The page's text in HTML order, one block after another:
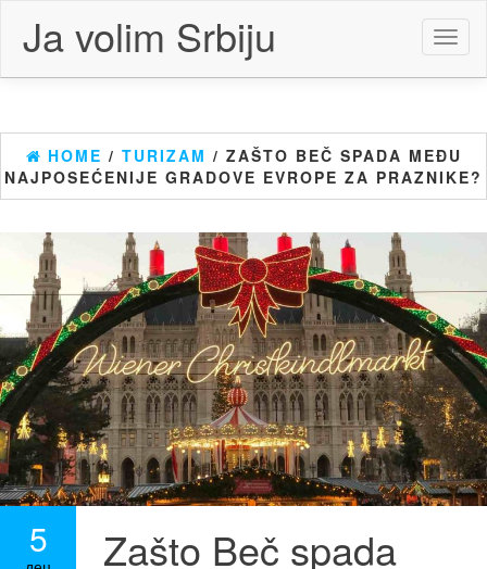
content
Ja volim Srbiju
HOME / TURIZAM / ZAŠTO BEČ SPADA MEĐU
NAJPOSEĆENIJE GRADOVE EVROPE ZA PRAZNIKE?
5 Zašto Beč spada